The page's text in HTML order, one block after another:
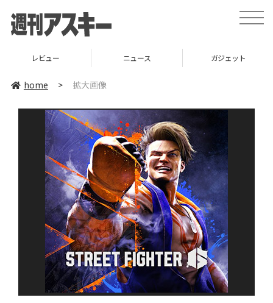
toggle
レビュー ニュース ガジェット
home > 拡大画像